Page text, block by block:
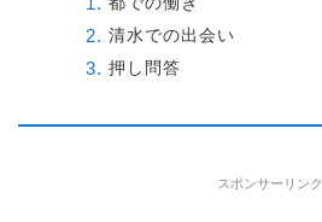
清水での出会い
押し問答
スポンサーリンク